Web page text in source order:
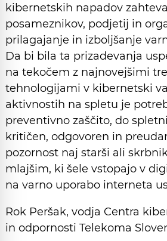
kibernetskih napadov
posameznikov, podjetij in
prilagajanje in izboljšanje
Da bi bila ta prizadevanja
na tekočem z najnovejšimi
tehnologijami v kibernetski
aktivnostih na spletu je
preventivno zaščito, do
kritičen, odgovoren in
pozornost naj starši ali
mlajšim, ki šele vstopajo v
na varno uporabo interneta
Rok Peršak, vodja Centra
in odpornosti Telekoma